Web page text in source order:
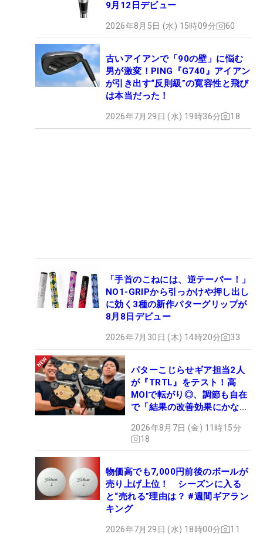
9月12日デビュー
2026年8月5日 (水) 15時09分 60
古いアイアンで「90の壁」に悩む
男が激変！PING『G740』アイアン
が引き出す“反則級”の寛容性と飛び
は本当だった！
2026年7月29日 (水) 19時36分 18
「手首のこねには、逆テーパー！」
NO1-GRIPから引っかけや押し出し
に効く3種の新作パターグリップが
8月8日デビュー
2026年7月30日 (木) 14時20分 33
パターこじらせギア担当2人
が『TRTL』をテスト！高
MOIで転がり◎、調節も自在
で「結果の改善効果にかなり
2026年8月7日 (金) 11時15分
18
物価高でも7,000円前後のボールが
売り上げ上位！ シーズンに入る
と“売れる”理由は？ #週間ギアラン
キング
2026年7月29日 (水) 18時00分 11